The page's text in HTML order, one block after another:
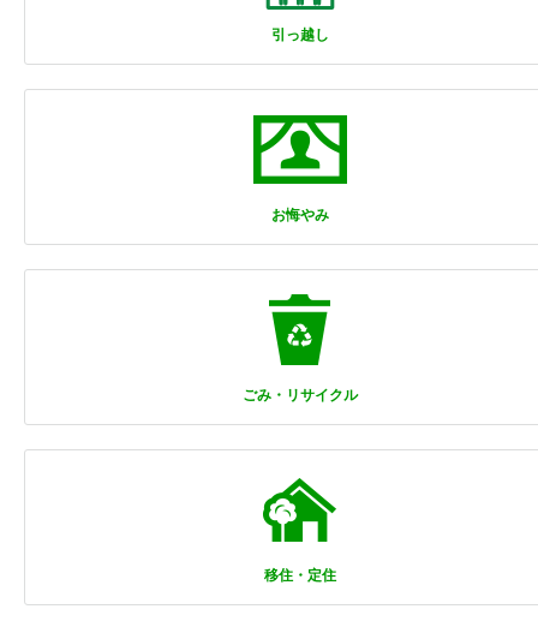
引っ越し
お悔やみ
ごみ・リサイクル
移住・定住